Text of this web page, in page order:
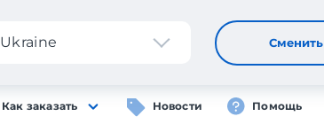
Регистрация
Как заказать Новости Помощь
Ukraine Сменить